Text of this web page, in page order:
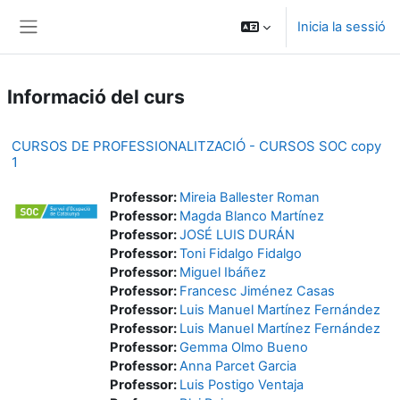
Inicia la sessió
Informació del curs
CURSOS DE PROFESSIONALITZACIÓ - CURSOS SOC copy
1
Professor: Mireia Ballester Roman
Professor: Magda Blanco Martínez
Professor:JOSÉ LUIS DURÁN
Professor:Toni Fidalgo Fidalgo
Professor: Miguel Ibáñez
Professor: Francesc Jiménez Casas
Professor: Luis Manuel Martínez Fernández
Professor: Luis Manuel Martínez Fernández
Professor:Gemma Olmo Bueno
Professor:Anna Parcet Garcia
Professor: Luis Postigo Ventaja